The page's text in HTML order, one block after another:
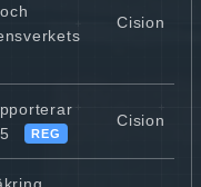
Cision
REG
Cision